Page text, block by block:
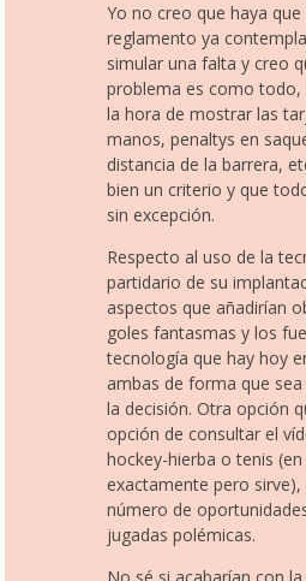
Yo no creo que haya
reglamento ya
simular una falta y creo
problema es como todo,
la hora de mostrar las
manos, penaltys en
distancia de la barrera,
bien un criterio y que
sin excepción.
Respecto al uso de la
partidario de su
aspectos que añadirían
goles fantasmas y los
tecnología que hay hoy
ambas de forma que
la decisión. Otra opción
opción de consultar el
hockey-hierba o tenis
exactamente pero
número de
jugadas polémicas.